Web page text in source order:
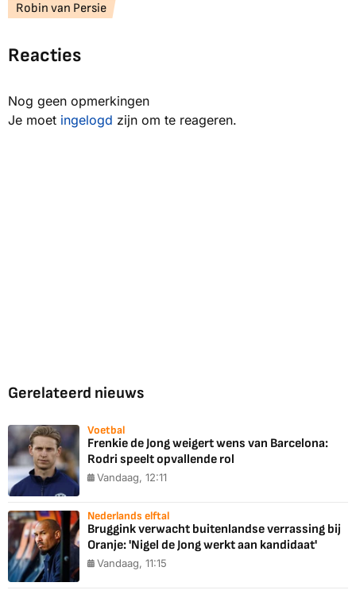
Robin van Persie
Reacties
Nog geen opmerkingen
Je moet ingelogd zijn om te reageren.
Gerelateerd nieuws
Voetbal
Frenkie de Jong weigert wens van Barcelona:
Rodri speelt opvallende rol
Vandaag, 12:11
Nederlands elftal
Bruggink verwacht buitenlandse verrassing bij
Oranje: 'Nigel de Jong werkt aan kandidaat'
Vandaag, 11:15